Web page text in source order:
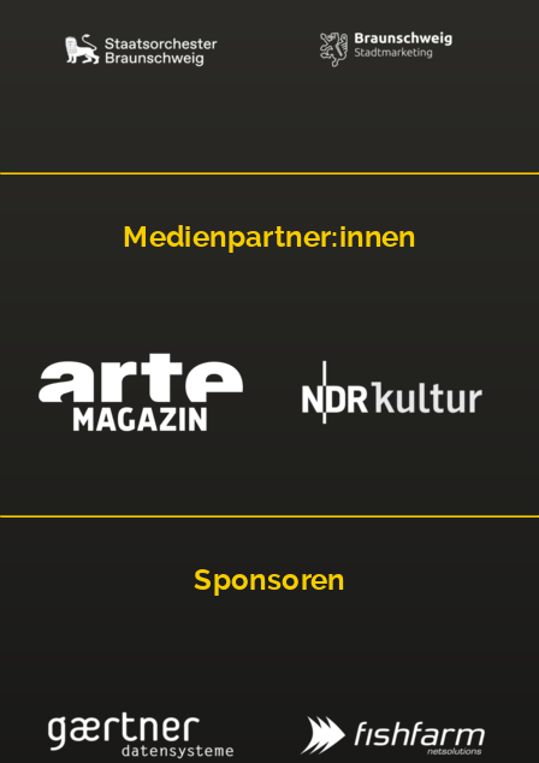
Medienpartner:innen
Sponsoren